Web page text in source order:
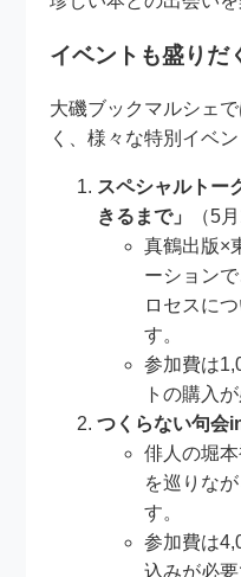
イベントも盛りだ
大磯ブックマルシェ
く、様々な特別イベ
スペシャルトー
きるまで」
（5
真鶴出版×
ーション
ロセスに
す。
参加費は
トの購入
つくらない句会
俳人の堀
を巡りな
す。
参加費は
込みが必要